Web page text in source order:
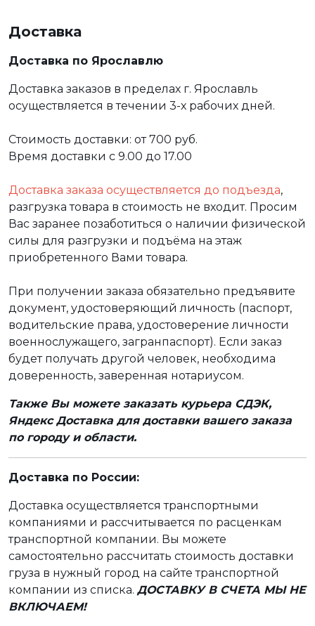
Доставка
Доставка по Ярославлю
Доставка заказов в пределах г. Ярославль
осуществляется в течении 3-х рабочих дней.
Стоимость доставки: от 700 руб.
Время доставки с 9.00 до 17.00
Доставка заказа осуществляется до подъезда,
разгрузка товара в стоимость не входит. Просим
Вас заранее позаботиться о наличии физической
силы для разгрузки и подъёма на этаж
приобретенного Вами товара.
При получении заказа обязательно предъявите
документ, удостоверяющий личность (паспорт,
водительские права, удостоверение личности
военнослужащего, загранпаспорт). Если заказ
будет получать другой человек, необходима
доверенность, заверенная нотариусом.
Также Вы можете заказать курьера СДЭК,
Яндекс Доставка для доставки вашего заказа
по городу и области.
Доставка по России:
Доставка осуществляется транспортными
компаниями и рассчитывается по расценкам
транспортной компании. Вы можете
самостоятельно рассчитать стоимость доставки
груза в нужный город на сайте транспортной
компании из списка. ДОСТАВКУ В СЧЕТА МЫ НЕ
ВКЛЮЧАЕМ!